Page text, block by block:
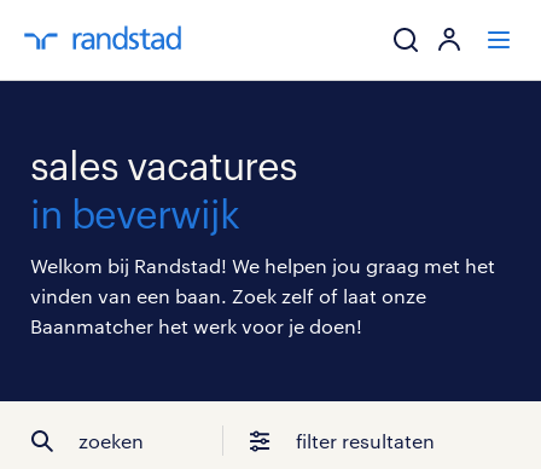
mijn carrière
over randstad
sales vacatures
in beverwijk
Welkom bij Randstad! We helpen jou graag met het
vinden van een baan. Zoek zelf of laat onze
Baanmatcher het werk voor je doen!
zoeken filter resultaten